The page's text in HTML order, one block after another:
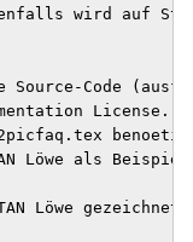
wird auf
Code
License.
Löwe als